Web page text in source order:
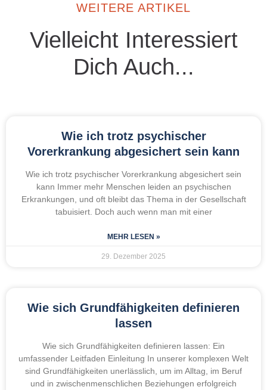
WEITERE ARTIKEL
Vielleicht Interessiert
Dich Auch...
Wie ich trotz psychischer
Vorerkrankung abgesichert sein kann
Wie ich trotz psychischer Vorerkrankung abgesichert sein
kann Immer mehr Menschen leiden an psychischen
Erkrankungen, und oft bleibt das Thema in der Gesellschaft
tabuisiert. Doch auch wenn man mit einer
MEHR LESEN »
29. Dezember 2025
Wie sich Grundfähigkeiten definieren
lassen
Wie sich Grundfähigkeiten definieren lassen: Ein
umfassender Leitfaden Einleitung In unserer komplexen Welt
sind Grundfähigkeiten unerlässlich, um im Alltag, im Beruf
und in zwischenmenschlichen Beziehungen erfolgreich